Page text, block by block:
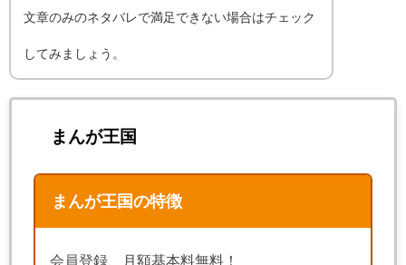
文章のみのネタバレで満足できない場合はチェック
してみましょう。
まんが王国
まんが王国の特徴
会員登録、月額基本料無料！